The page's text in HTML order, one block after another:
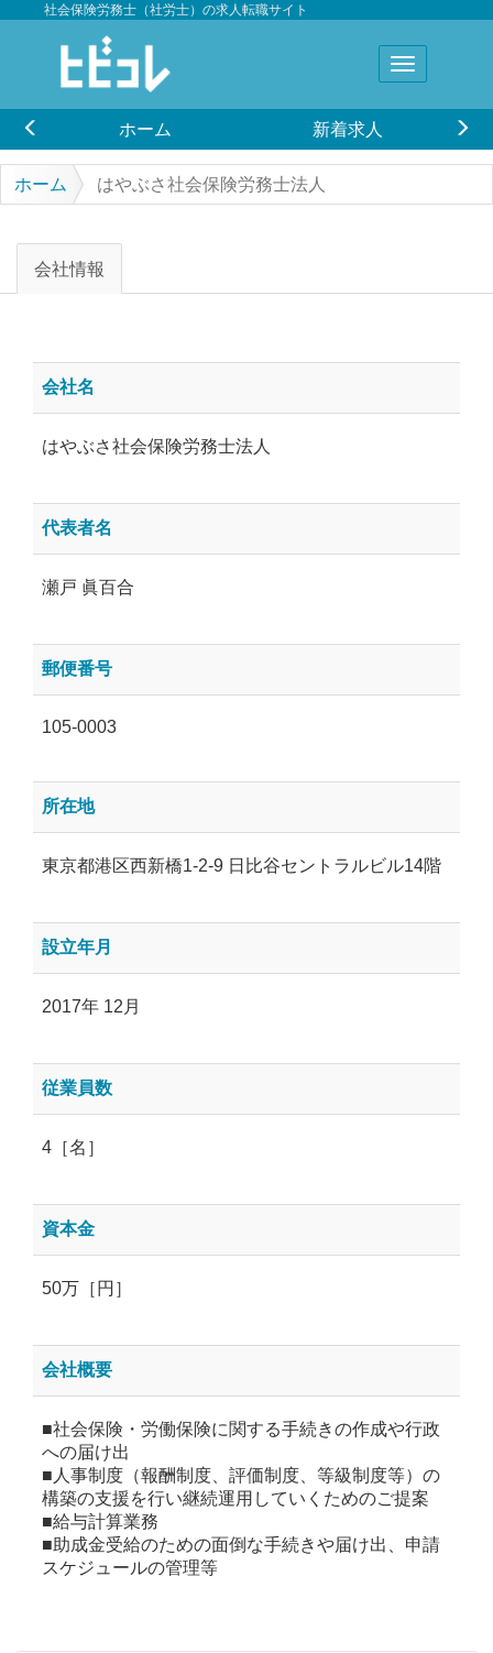
社会保険労務士（社労士）の求人転職サイト
ホーム 新着求人
ホーム はやぶさ社会保険労務士法人
会社情報
会社名
はやぶさ社会保険労務士法人
代表者名
瀬戸 眞百合
郵便番号
105-0003
所在地
東京都港区西新橋1-2-9 日比谷セントラルビル14階
設立年月
2017年 12月
従業員数
4［名］
資本金
50万［円］
会社概要
■社会保険・労働保険に関する手続きの作成や行政
への届け出
■人事制度（報酬制度、評価制度、等級制度等）の
構築の支援を行い継続運用していくためのご提案
■給与計算業務
■助成金受給のための面倒な手続きや届け出、申請
スケジュールの管理等